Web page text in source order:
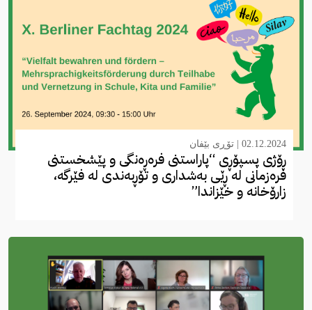
02.12.2024 | تۆڕی بێفان
ڕۆژی پسپۆڕی “پاراستنی فرەڕەنگی و پێشخستنی
فرەزمانی لە ڕێی بەشداری و تۆڕبەندی لە فێرگە،
زارۆخانە و خێزاندا”